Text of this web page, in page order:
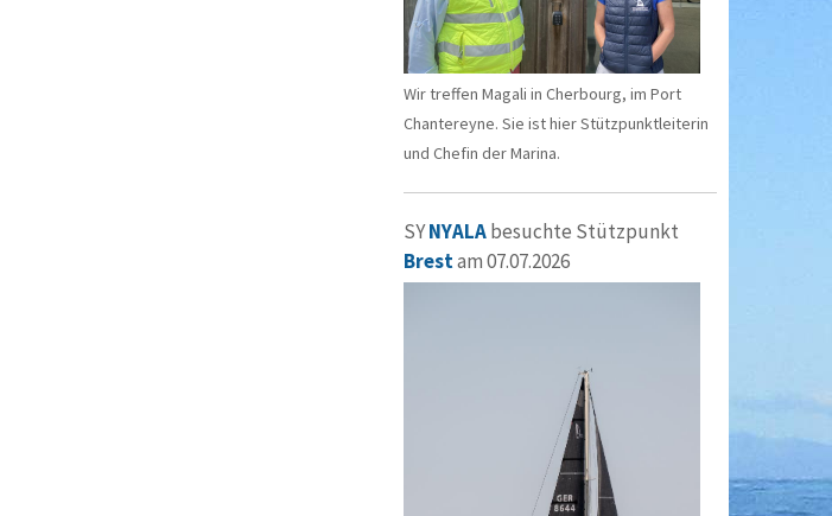
Wir treffen Magali in Cherbourg, im Port
Chantereyne. Sie ist hier Stützpunktleiterin
und Chefin der Marina.
SYNYALAbesuchte Stützpunkt
Brestam 07.07.2026